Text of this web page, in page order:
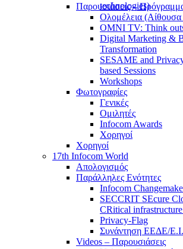
technologies)
Παρουσιάσεις –
Ολομέλεια
OMNI TV: Think
Digital Marketing &
Transformation
SESAME and
based Sessions
Workshops
Φωτογραφίες
Γενικές
Ομιλητές
Infocom Awards
Χορηγοί
Χορηγοί
17th Infocom World
Απολογισμός
Παράλληλες Ενότητες
Infocom
SECCRIT SEcure
CRitical
Privacy-Flag
Συνάντηση ΕΕΔΕ/
Videos – Παρουσιάσεις